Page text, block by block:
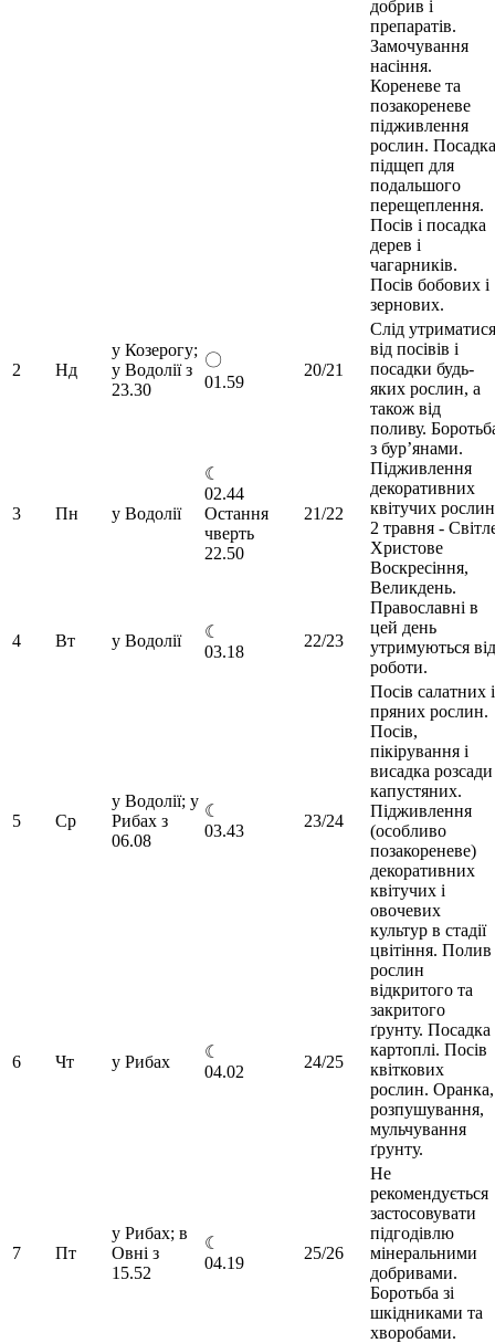
добрив і
препаратів.
Замочування
насіння.
Кореневе та
позакореневе
підживлення
рослин. Посадка
підщеп для
подальшого
перещеплення.
Посів і посадка
дерев і
чагарників.
Посів бобових і
зернових.
2 Нд
у Козерогу;
у Водолії з
23.30
〇
01.59
20/21
Слід утриматися
від посівів і
посадки будь-
яких рослин, а
також від
поливу.
з бур’янами.
Підживлення
декоративних
квітучих
2 травня -
Христове
Воскресіння,
Великдень.
Православні в
цей день
утримуються від
роботи.
3 Пн у Водолії
☾
02.44
Остання
чверть
22.50
21/22
4 Вт у Водолії
☾
03.18
22/23
5 Ср
у Водолії; у
Рибах з
06.08
☾
03.43
23/24
Посів салатних і
пряних рослин.
Посів,
пікірування і
висадка розсади
капустяних.
Підживлення
(особливо
позакореневе)
декоративних
квітучих і
овочевих
культур в стадії
цвітіння. Полив
рослин
відкритого та
закритого
ґрунту. Посадка
картоплі. Посів
квіткових
рослин. Оранка,
розпушування,
мульчування
ґрунту.
6 Чт у Рибах
☾
04.02
24/25
7 Пт
у Рибах; в
Овні з
15.52
☾
04.19
25/26
Не
рекомендується
застосовувати
підгодівлю
мінеральними
добривами.
Боротьба зі
шкідниками та
хворобами.